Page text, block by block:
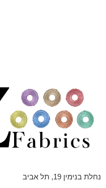
נחלת בנימין 19, תל אביב